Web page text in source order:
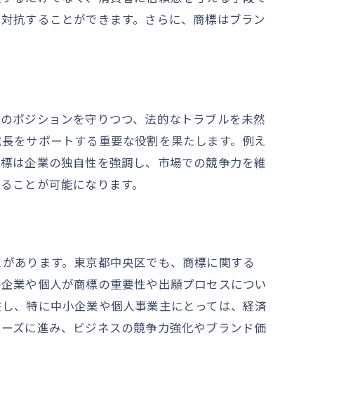
抗することができます。さらに、商標はブラン
ポジションを守りつつ、法的なトラブルを未然
をサポートする重要な役割を果たします。例え
は企業の独自性を強調し、市場での競争力を維
とが可能になります。
あります。東京都中央区でも、商標に関する
業や個人が商標の重要性や出願プロセスについ
、特に中小企業や個人事業主にとっては、経済
ズに進み、ビジネスの競争力強化やブランド価